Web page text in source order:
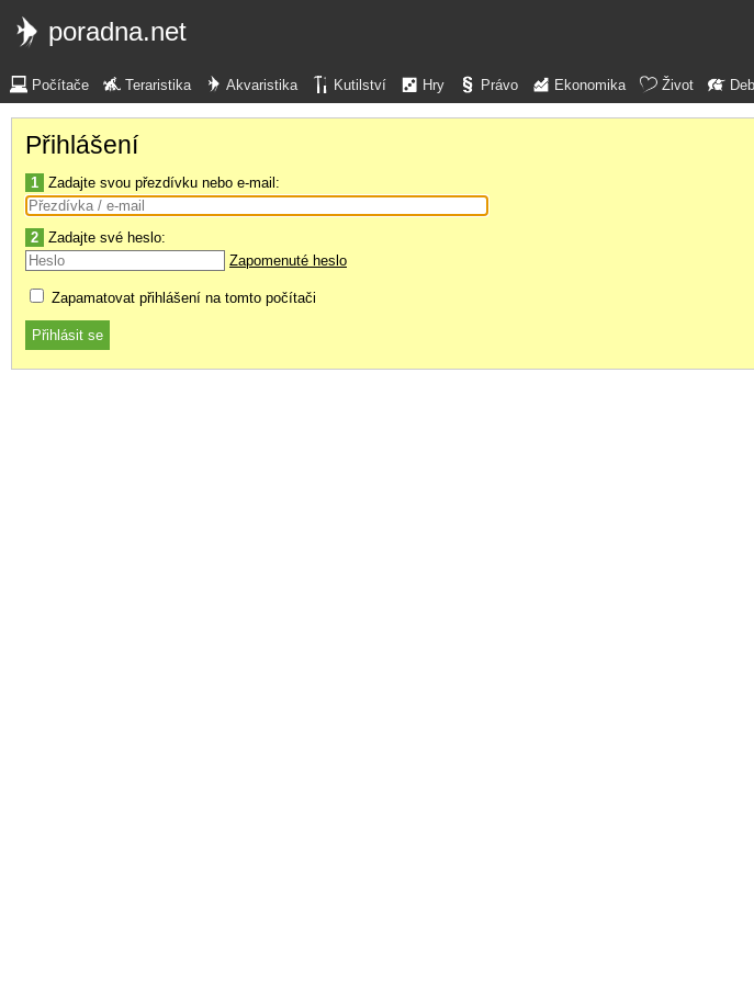
poradna.net
Počítače Teraristika Akvaristika Kutilství Hry Právo Ekonomika Život
Přihlášení
1 Zadajte svou přezdívku nebo e-mail:
2 Zadajte své heslo:
Zapomenuté heslo
Zapamatovat přihlášení na tomto počítači